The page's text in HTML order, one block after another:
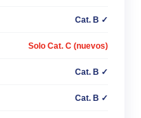
Cat. B ✓
Solo Cat. C (nuevos)
Cat. B ✓
Cat. B ✓